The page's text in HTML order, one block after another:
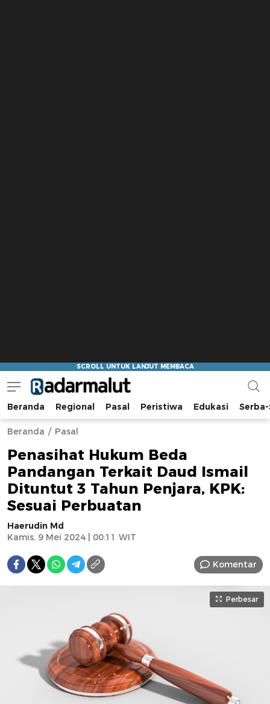
Radar Malut
Bacaan Nyindir
Beranda Regional Pasal Peristiwa Edukasi
Beranda Pasal
Penasihat Hukum Beda
Pandangan Terkait Daud Ismail
Dituntut 3 Tahun Penjara, KPK:
Sesuai Perbuatan
Haerudin Md
Kamis, 9 Mei 2024 | 00:11 WIT
Komentar
Perbesar